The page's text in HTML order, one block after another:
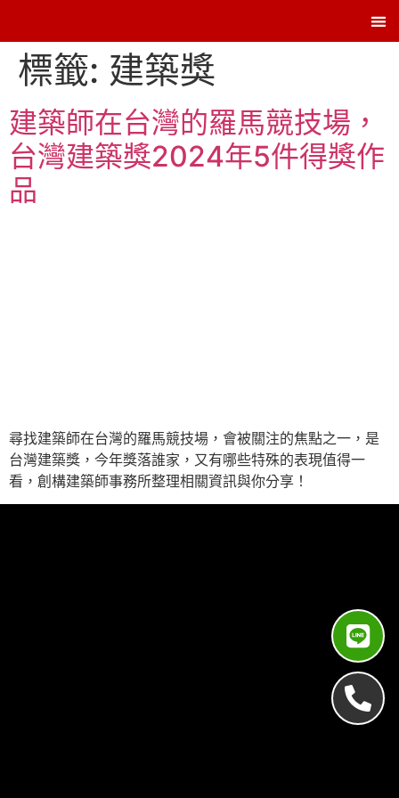
標籤: 建築獎
建築師在台灣的羅馬競技場，
台灣建築獎2024年5件得獎作
品
尋找建築師在台灣的羅馬競技場，會被關注的焦點之一，是
台灣建築獎，今年獎落誰家，又有哪些特殊的表現值得一
看，創構建築師事務所整理相關資訊與你分享！